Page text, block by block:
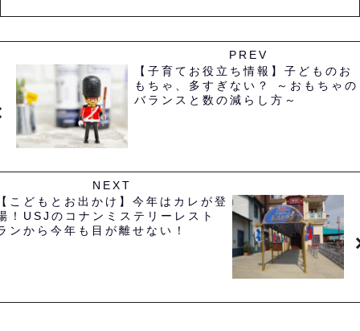
NEXT
こどもとお出かけ】今年はカレが登
！USJのコナンミステリーレスト
ンから今年も目が離せない！
PREV
【子育てお役立ち情報】子どものお
もちゃ、多すぎない？ ～おもちゃの
バランスと数の減らし方～